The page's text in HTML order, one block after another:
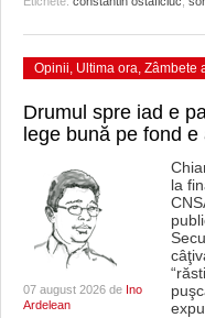
PE SURSE
JOCURI ONLINE
INVATAMANT
JUSTITIE
FILME
CLIPURI VIDEO
JOCURI ONLINE
DIVERSE
FARMACII DIN
Opinii, Ultima ora, Zâmbete
Drumul spre iad e
lege bună pe fond
07 august 2026 de Ino
Ardelean
la